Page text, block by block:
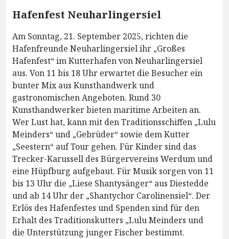
Hafenfest Neuharlingersiel
Am Sonntag, 21. September 2025, richten die
Hafenfreunde Neuharlingersiel ihr „Großes
Hafenfest“ im Kutterhafen von Neuharlingersiel
aus. Von 11 bis 18 Uhr erwartet die Besucher ein
bunter Mix aus Kunsthandwerk und
gastronomischen Angeboten. Rund 30
Kunsthandwerker bieten maritime Arbeiten an.
Wer Lust hat, kann mit den Traditionsschiffen „Lulu
Meinders“ und „Gebrüder“ sowie dem Kutter
„Seestern“ auf Tour gehen. Für Kinder sind das
Trecker-Karussell des Bürgervereins Werdum und
eine Hüpfburg aufgebaut. Für Musik sorgen von 11
bis 13 Uhr die „Liese Shantysänger“ aus Diestedde
und ab 14 Uhr der „Shantychor Carolinensiel“. Der
Erlös des Hafenfestes und Spenden sind für den
Erhalt des Traditionskutters „Lulu Meinders und
die Unterstützung junger Fischer bestimmt.